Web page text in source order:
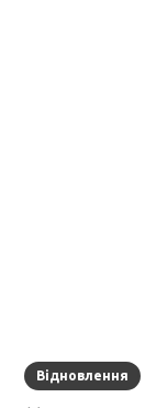
Відновлення